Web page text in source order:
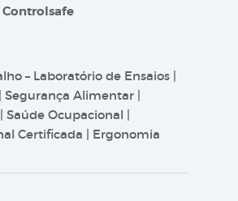
– Laboratório de Ensaios |
Segurança Alimentar |
Saúde Ocupacional |
Certificada | Ergonomia